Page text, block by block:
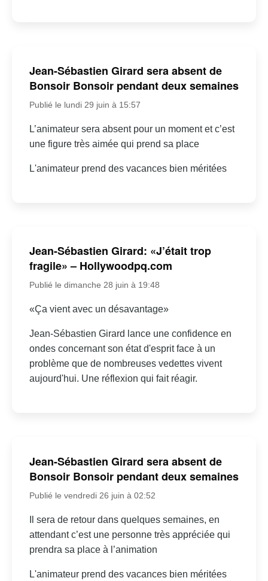
Jean-Sébastien Girard sera absent de
Bonsoir Bonsoir pendant deux semaines
Publié le lundi 29 juin à 15:57
L’animateur sera absent pour un moment et c’est
une figure très aimée qui prend sa place
L'animateur prend des vacances bien méritées
Jean-Sébastien Girard: «J’était trop
fragile» – Hollywoodpq.com
Publié le dimanche 28 juin à 19:48
«Ça vient avec un désavantage»
Jean-Sébastien Girard lance une confidence en
ondes concernant son état d'esprit face à un
problème que de nombreuses vedettes vivent
aujourd'hui. Une réflexion qui fait réagir.
Jean-Sébastien Girard sera absent de
Bonsoir Bonsoir pendant deux semaines
Publié le vendredi 26 juin à 02:52
Il sera de retour dans quelques semaines, en
attendant c’est une personne très appréciée qui
prendra sa place à l’animation
L'animateur prend des vacances bien méritées